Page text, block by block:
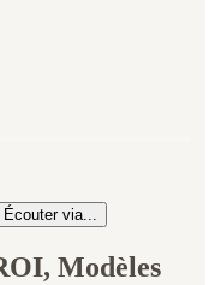
Écouter via...
Modèles